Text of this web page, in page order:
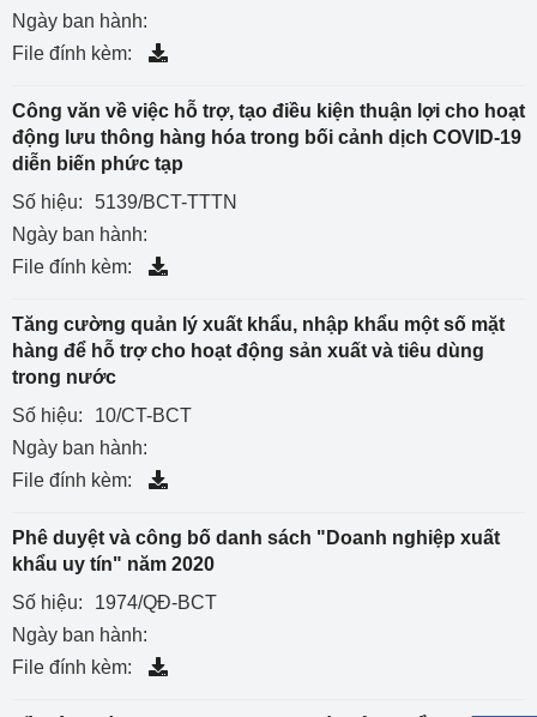
Ngày ban hành:
File đính kèm:
Công văn về việc hỗ trợ, tạo điều kiện thuận lợi cho hoạt
động lưu thông hàng hóa trong bối cảnh dịch COVID-19
diễn biến phức tạp
Số hiệu:
5139/BCT-TTTN
Ngày ban hành:
File đính kèm:
Tăng cường quản lý xuất khẩu, nhập khẩu một số mặt
hàng để hỗ trợ cho hoạt động sản xuất và tiêu dùng
trong nước
Số hiệu:
10/CT-BCT
Ngày ban hành:
File đính kèm:
Phê duyệt và công bố danh sách "Doanh nghiệp xuất
khẩu uy tín" năm 2020
Số hiệu:
1974/QĐ-BCT
Ngày ban hành:
File đính kèm: